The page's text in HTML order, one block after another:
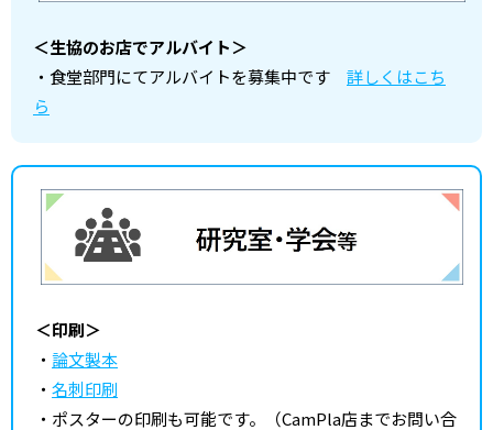
＜生協のお店でアルバイト＞
・食堂部門にてアルバイトを募集中です 詳しくはこち
ら
＜印刷＞
・ 論文製本
・ 名刺印刷
・ポスターの印刷も可能です。（CamPla店までお問い合